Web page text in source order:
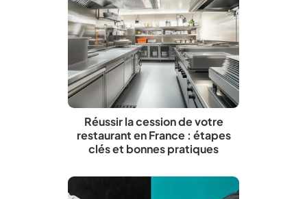
Réussir la cession de votre
restaurant en France : étapes
clés et bonnes pratiques